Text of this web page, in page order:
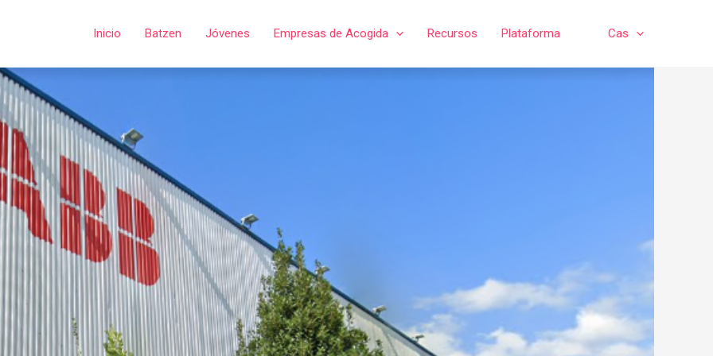
Inicio Batzen Jóvenes Empresas de Acogida Recursos Plataforma Cas